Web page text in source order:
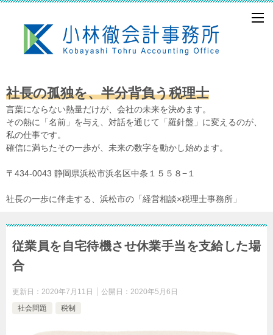
社長の孤独を、半分背負う税理士
言葉にならない熱量だけが、会社の未来を決めます。
その熱に「名前」を与え、対話を通じて「羅針盤」に変えるのが、
私の仕事です。
確信に満ちたその一歩が、未来の数字を動かし始めます。
〒434-0043 静岡県浜松市浜名区中条１５５８−１
社長の一歩に伴走する、浜松市の「経営相談×税理士事務所」
従業員を自宅待機させ休業手当を支給した場
合
更新日： 2020年7月11日 公開日： 2020年5月6日
社会問題
税制